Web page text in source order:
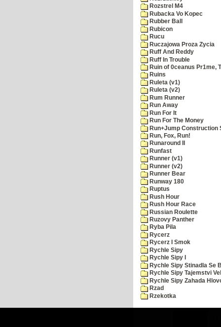
Rozstrel M4
Rubacka Vo Kopec
Rubber Ball
Rubicon
Rucu
Ruczajowa Proza Zycia
Ruff And Reddy
Ruff In Trouble
Ruin of 0ceanus Pr1me,
Ruins
Ruleta (v1)
Ruleta (v2)
Rum Runner
Run Away
Run For It
Run For The Money
Run+Jump Construction
Run, Fox, Run!
Runaround II
Runfast
Runner (v1)
Runner (v2)
Runner Bear
Runway 180
Ruptus
Rush Hour
Rush Hour Race
Russian Roulette
Ruzovy Panther
Ryba Pila
Rycerz
Rycerz I Smok
Rychle Sipy
Rychle Sipy I
Rychle Sipy Stinadla Se
Rychle Sipy Tajemstvi
Rychle Sipy Zahada
Rzad
Rzekotka